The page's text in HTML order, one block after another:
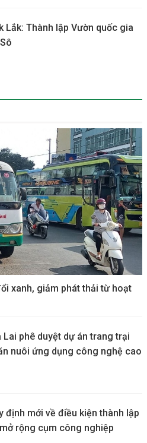
Lắk: Thành lập Vườn quốc gia
xanh, giảm phát thải từ hoạt
Lai phê duyệt dự án trang trại
nuôi ứng dụng công nghệ cao
định mới về điều kiện thành lập
rộng cụm công nghiệp